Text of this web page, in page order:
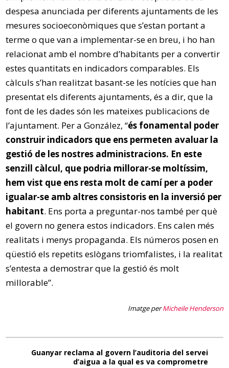
despesa anunciada per diferents ajuntaments de les
mesures socioeconòmiques que s’estan portant a
terme o que van a implementar-se en breu, i ho han
relacionat amb el nombre d’habitants per a convertir
estes quantitats en indicadors comparables. Els
càlculs s’han realitzat basant-se les notícies que han
presentat els diferents ajuntaments, és a dir, que la
font de les dades són les mateixes publicacions de
l’ajuntament. Per a González, “és fonamental poder
construir indicadors que ens permeten avaluar la
gestió de les nostres administracions. En este
senzill càlcul, que podria millorar-se moltíssim,
hem vist que ens resta molt de camí per a poder
igualar-se amb altres consistoris en la inversió per
habitant. Ens porta a preguntar-nos també per què
el govern no genera estos indicadors. Ens calen més
realitats i menys propaganda. Els números posen en
qüestió els repetits eslògans triomfalistes, i la realitat
s’entesta a demostrar que la gestió és molt
millorable”.
Imatge perMicheile Henderson
Guanyar reclama al govern l’auditoria del servei
d’aigua a la qual es va comprometre